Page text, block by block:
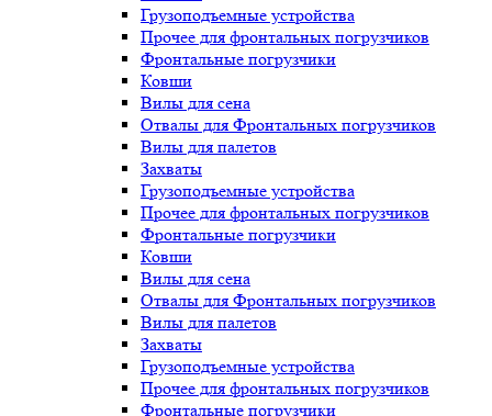
Грузоподъемные устройства
Прочее для фронтальных погрузчиков
Фронтальные погрузчики
Ковши
Вилы для сена
Отвалы для Фронтальных погрузчиков
Вилы для палетов
Захваты
Грузоподъемные устройства
Прочее для фронтальных погрузчиков
Фронтальные погрузчики
Ковши
Вилы для сена
Отвалы для Фронтальных погрузчиков
Вилы для палетов
Захваты
Грузоподъемные устройства
Прочее для фронтальных погрузчиков
Фронтальные погрузчики